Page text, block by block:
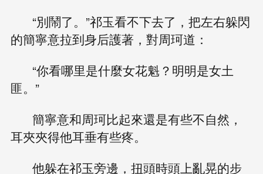
“別鬧了。”祁玉看不下去了，把左右躲閃
的簡寧意拉到身后護著，對周珂道：
“你看哪里是什麼女花魁？明明是女土
匪。”
簡寧意和周珂比起來還是有些不自然，
耳夾夾得他耳垂有些疼。
他躲在祁玉旁邊，扭頭時頭上亂晃的步